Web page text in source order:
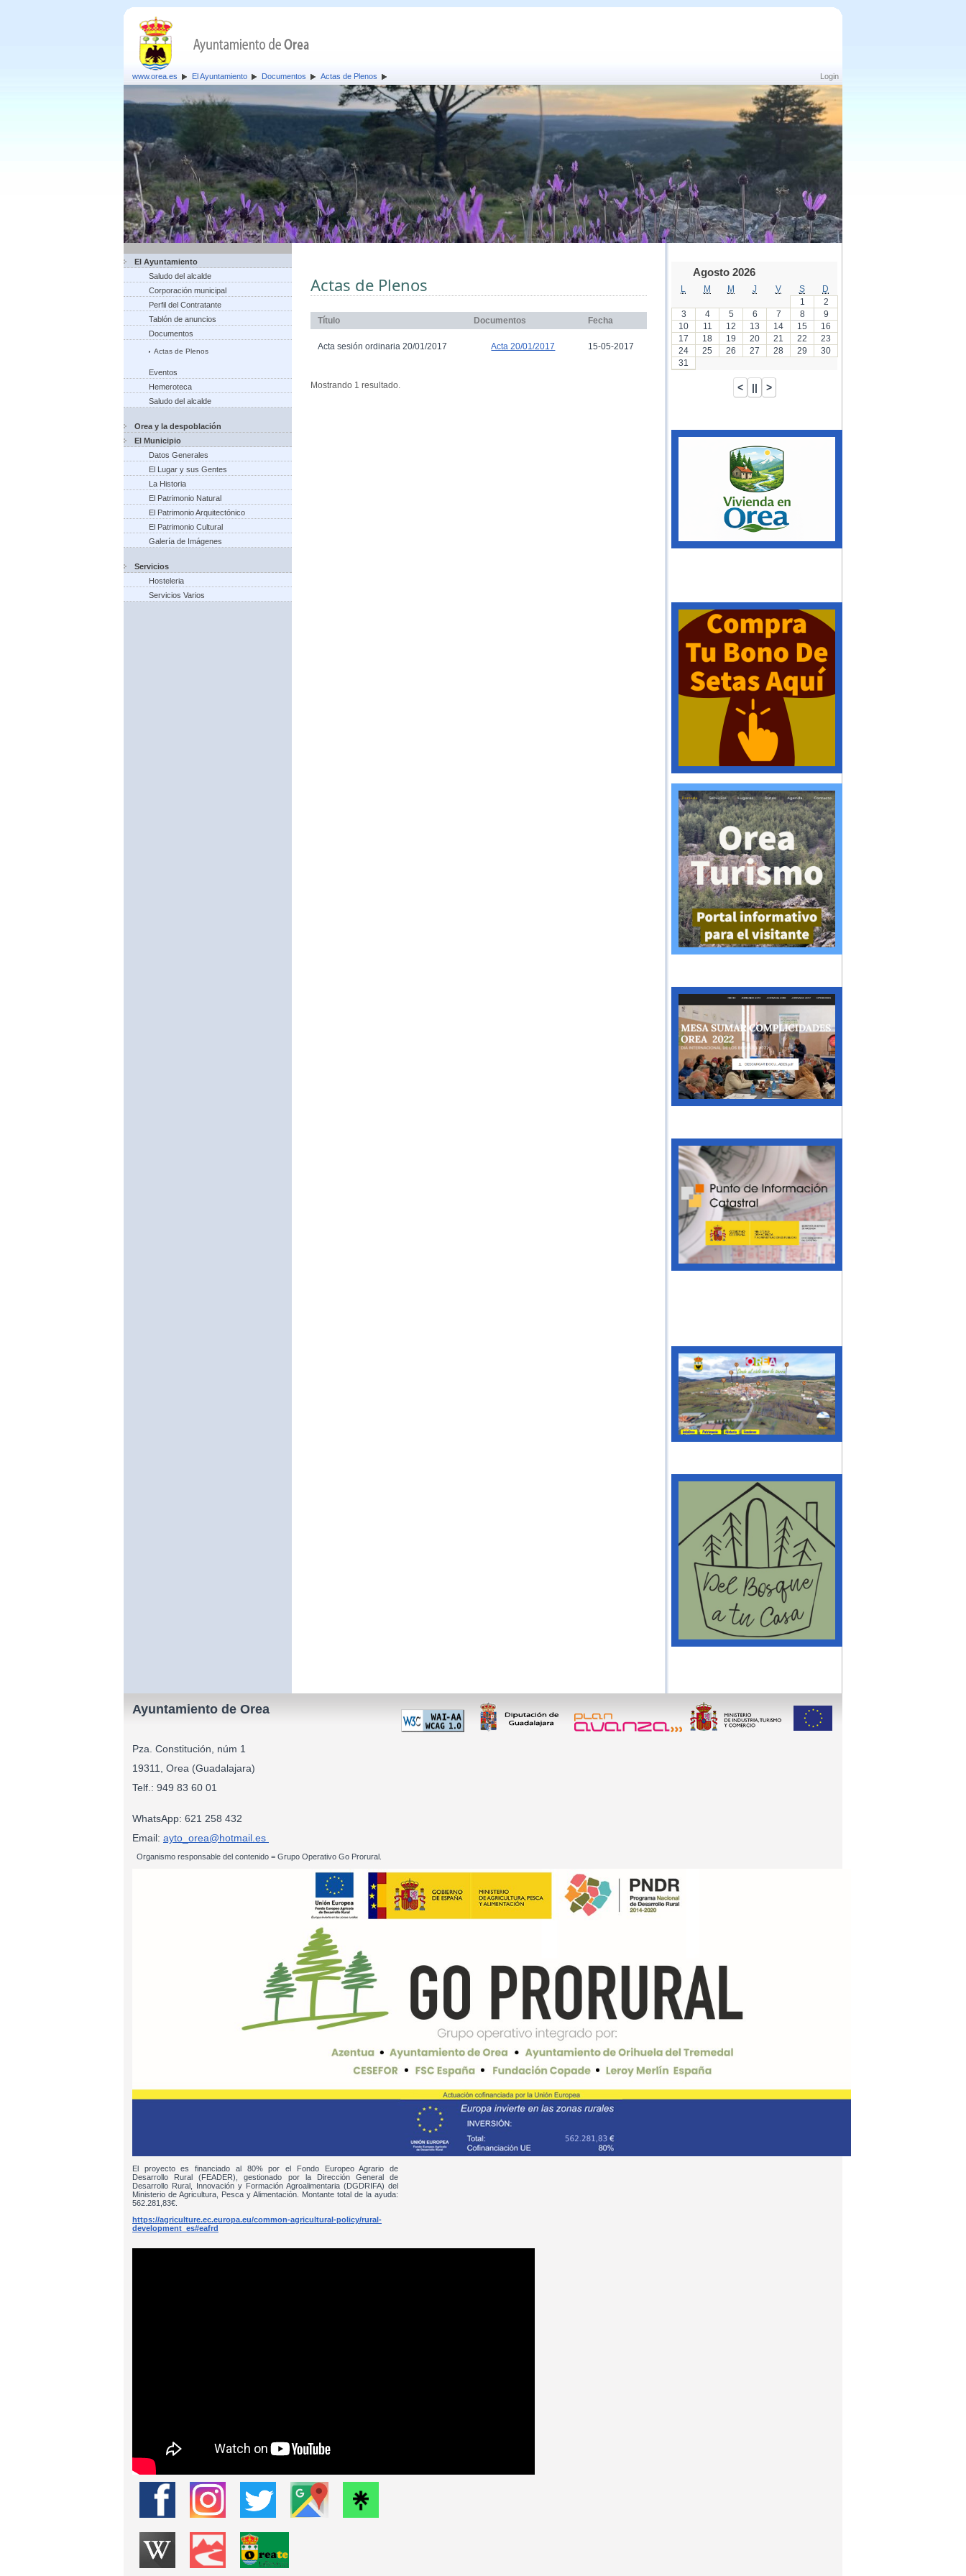
Login
www.orea.es El Ayuntamiento Documentos Actas de Plenos
El Ayuntamiento
Saludo del alcalde
Corporación municipal
Perfil del Contratante
Tablón de anuncios
Documentos
Actas de Plenos
Eventos
Hemeroteca
Saludo del alcalde
Orea y la despoblación
El Municipio
Datos Generales
El Lugar y sus Gentes
La Historia
El Patrimonio Natural
El Patrimonio Arquitectónico
El Patrimonio Cultural
Galería de Imágenes
Servicios
Hosteleria
Servicios Varios
Actas de Plenos
Título Documentos Fecha
Acta sesión ordinaria 20/01/2017 Acta 20/01/2017 15-05-2017
Mostrando 1 resultado.
Agosto 2026
M M J V S
D
1
2
3
4 5 6 7 8
9
10
11 12 13 14 15
16
17
18 19 20 21 22
23
24
25 26 27 28 29
30
31
Ayuntamiento de Orea
Pza. Constitución, núm 1
19311, Orea (Guadalajara)
Telf.: 949 83 60 01
WhatsApp: 621 258 432
Email: ayto_orea@hotmail.es
Organismo responsable del contenido = Grupo Operativo Go Prorural.
El proyecto es financiado al 80% por el Fondo Europeo Agrario de
Desarrollo Rural (FEADER), gestionado por la Dirección General de
Desarrollo Rural, Innovación y Formación Agroalimentaria (DGDRIFA) del
Ministerio de Agricultura, Pesca y Alimentación. Montante total de la ayuda:
562.281,83€.
https://agriculture.ec.europa.eu/common-agricultural-policy/rural-
development_es#eafrd